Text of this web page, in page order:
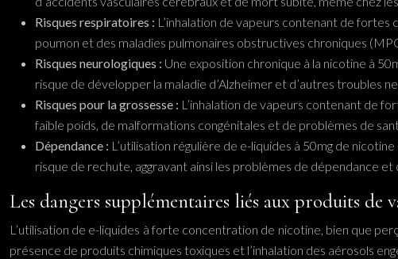
Risques respiratoires : L’inhalation de vapeurs contenant de
poumon et des maladies pulmonaires obstructives chroniques
Risques neurologiques : Une exposition chronique à la nicotine à
risque de développer la maladie d’Alzheimer et d’autres troubles
Risques pour la grossesse : L’inhalation de vapeurs contenant de
faible poids, de malformations congénitales et de problèmes de
Dépendance : L’utilisation régulière de e-liquides à 50mg de
risque de rechute, aggravant ainsi les problèmes de dépendance et
Les dangers supplémentaires liés aux produits de
L’utilisation de e-liquides à forte concentration de nicotine, bien que
présence de produits chimiques toxiques et l’inhalation des aérosols